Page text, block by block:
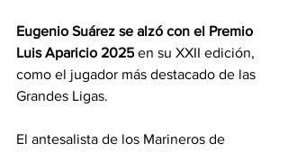
Eugenio Suárez se alzó con el Premio
Luis Aparicio 2025 en su XXII edición,
como el jugador más destacado de las
Grandes Ligas.
El antesalista de los Marineros de